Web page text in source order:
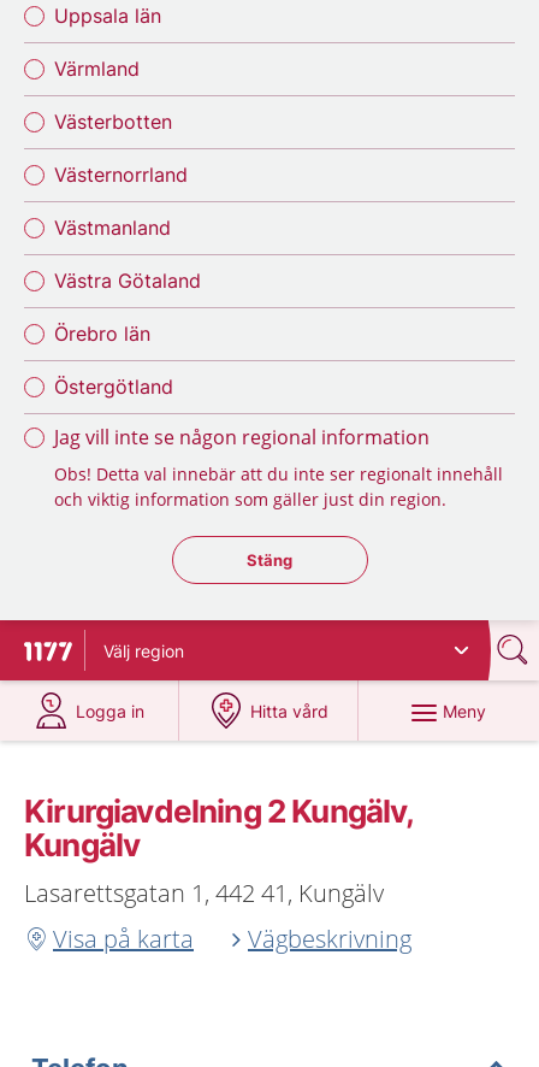
Uppsala län
Värmland
Västerbotten
Västernorrland
Västmanland
Västra Götaland
Örebro län
Östergötland
Jag vill inte se någon regional information
Obs! Detta val innebär att du inte ser regionalt innehåll
och viktig information som gäller just din region.
Stäng regionsväljaren
Stäng
Till startsidan för 1177
Välj region
Logga in
på 1177.se
Hitta vård
på 1177.se
Meny
Kirurgiavdelning 2 Kungälv,
Kungälv
Lasarettsgatan 1, 442 41, Kungälv
Visa på karta
Vägbeskrivning